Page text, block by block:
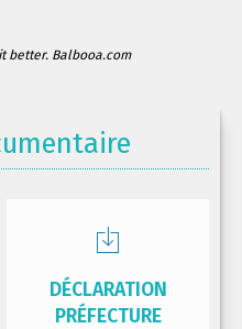
better. Balbooa.com
DÉCLARATION
PRÉFECTURE